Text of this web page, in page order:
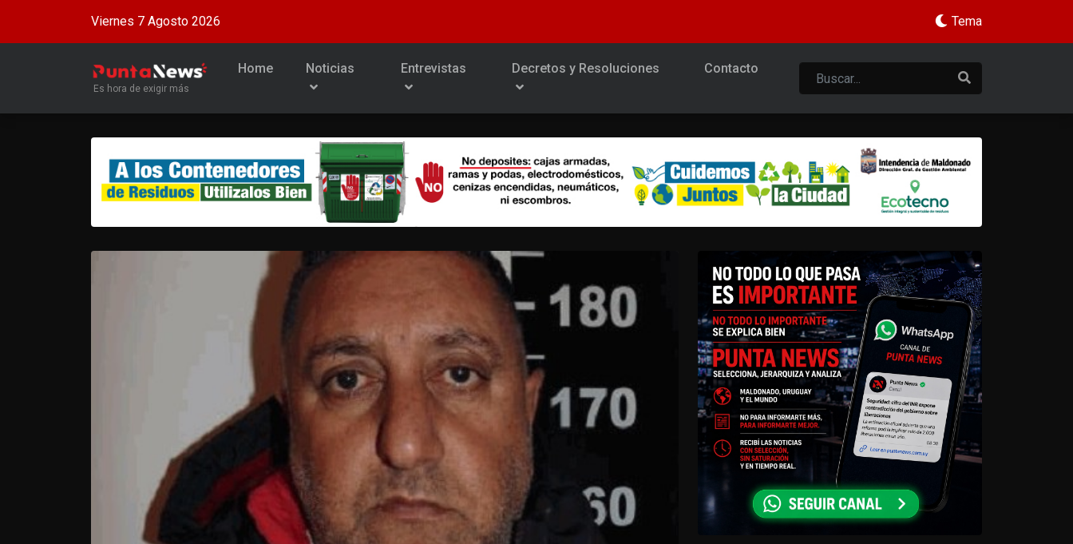
Viernes 7 Agosto 2026 Tema
Es hora de exigir más
Home Noticias Entrevistas Decretos y Resoluciones Contacto